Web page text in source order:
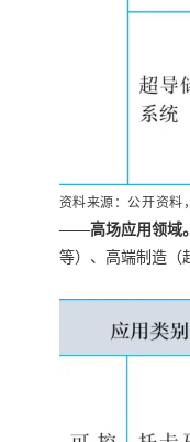
资料来源：公开资料
——高场应用领域。
等）、高端制造（